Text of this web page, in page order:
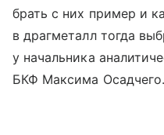
брать с них пример и
в драгметалл тогда
у начальника
БКФ Максима Осадчего.